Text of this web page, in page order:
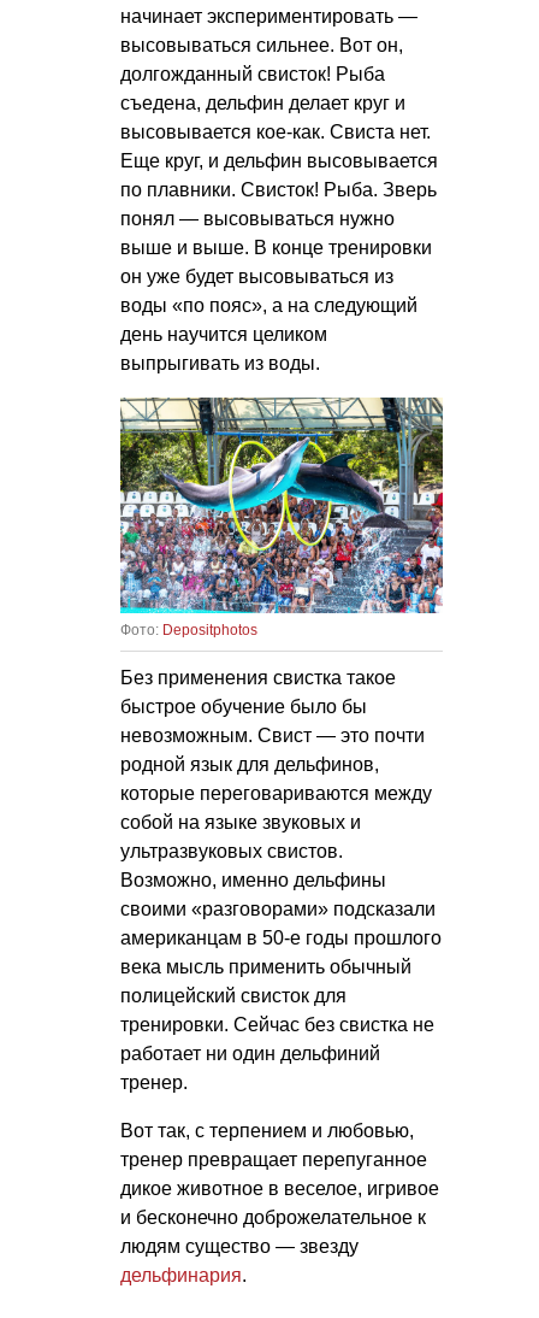
начинает экспериментировать —
высовываться сильнее. Вот он,
долгожданный свисток! Рыба
съедена, дельфин делает круг и
высовывается кое-как. Свиста нет.
Еще круг, и дельфин высовывается
по плавники. Свисток! Рыба. Зверь
понял — высовываться нужно
выше и выше. В конце тренировки
он уже будет высовываться из
воды «по пояс», а на следующий
день научится целиком
выпрыгивать из воды.
Фото: Depositphotos
Без применения свистка такое
быстрое обучение было бы
невозможным. Свист — это почти
родной язык для дельфинов,
которые переговариваются между
собой на языке звуковых и
ультразвуковых свистов.
Возможно, именно дельфины
своими «разговорами» подсказали
американцам в 50-е годы прошлого
века мысль применить обычный
полицейский свисток для
тренировки. Сейчас без свистка не
работает ни один дельфиний
тренер.
Вот так, с терпением и любовью,
тренер превращает перепуганное
дикое животное в веселое, игривое
и бесконечно доброжелательное к
людям существо — звезду
дельфинария.